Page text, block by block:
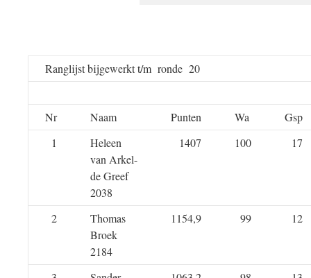
Ranglijst bijgewerkt t/m ronde 20
Nr Naam Punten Wa
Gsp
1
Heleen
van Arkel-
de Greef
2038
1407 100 17
2
Thomas
Broek
2184
1154,9 99 12